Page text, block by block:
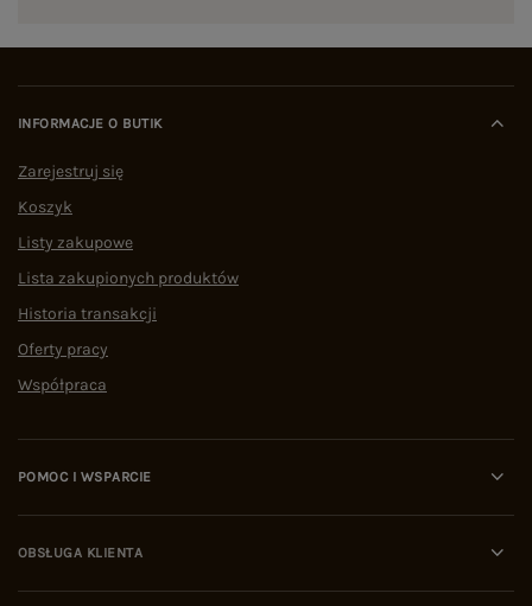
INFORMACJE O BUTIK
Zarejestruj się
Koszyk
Listy zakupowe
Lista zakupionych produktów
Historia transakcji
Oferty pracy
Współpraca
POMOC I WSPARCIE
OBSŁUGA KLIENTA